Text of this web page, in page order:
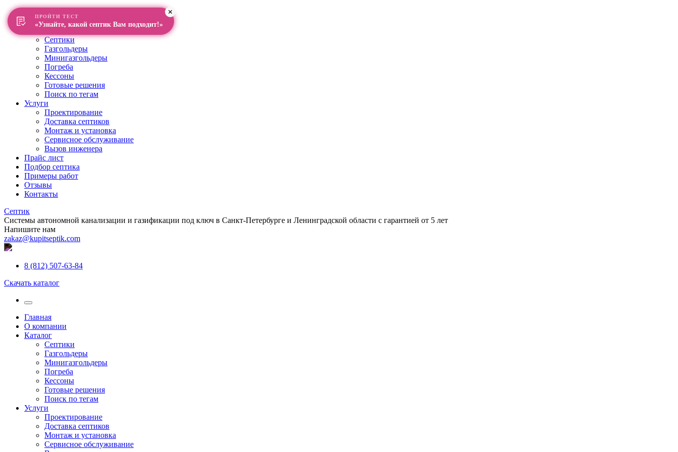
Главная
О компании
Септики
Газгольдеры
Минигазгольдеры
Погреба
Кессоны
Готовые решения
Поиск по тегам
Услуги
Проектирование
Доставка септиков
Монтаж и установка
Сервисное обслуживание
Вызов инженера
Прайс лист
Подбор септика
Примеры работ
Отзывы
Контакты
Септик
Системы автономной канализации и газификации под ключ в Санкт-Петербурге и Ленинградской области с гарантией от 5 лет
Напишите нам
zakaz@kupitseptik.com
8 (812) 507-63-84
Скачать каталог
Главная
О компании
Каталог
Септики
Газгольдеры
Минигазгольдеры
Погреба
Кессоны
Готовые решения
Поиск по тегам
Услуги
Проектирование
Доставка септиков
Монтаж и установка
Сервисное обслуживание
ПРОЙТИ ТЕСТ
«Узнайте, какой септик Вам подходит!»